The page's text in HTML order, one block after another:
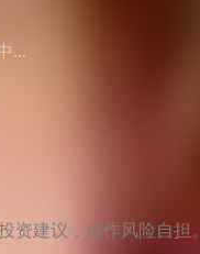
...
资建议，操作风险自担